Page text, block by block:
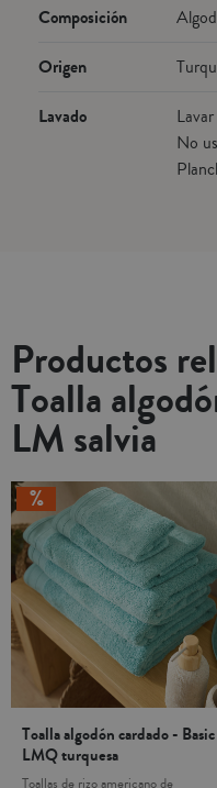
Composición
Origen
Lavado
No
Productos
Toalla
LM salvia
Toalla algodón cardado - Basic
LMQ turquesa
Toallas de rizo americano de